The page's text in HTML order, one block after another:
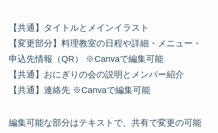
【共通】タイトルとメインイラスト
【変更部分】料理教室の日程や詳細・メニュー・
申込先情報（QR） ※Canvaで編集可能
【共通】おにぎりの会の説明とメンバー紹介
【共通】連絡先 ※Canvaで編集可能
編集可能な部分はテキストで、共有で変更の可能